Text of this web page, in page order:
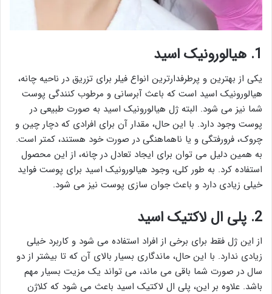
1. هیالورونیک اسید
یکی از بهترین و پرطرفدارترین انواع فیلر برای تزریق در ناحیه چانه،
هیالورونیک اسید است که باعث آبرسانی و مرطوب کنندگی پوست
شما نیز می شود. البته ژل هیالورونیک اسید به صورت طبیعی در
پوست وجود دارد. با این حال، مقدار آن برای افرادی که دچار چین و
چروک، فرورفتگی و یا ناهماهنگی در صورت خود هستند، کمتر است.
به همین دلیل می توان برای ایجاد تعادل در چانه، از این محصول
استفاده کرد. به طور کلی، وجود هیالورونیک اسید برای پوست فواید
خیلی زیادی دارد و باعث جوان سازی پوست نیز می شود.
2. پلی ال لاکتیک اسید
از این ژل فقط برای برخی از افراد استفاده می شود و کاربرد خیلی
زیادی ندارد. با این حال، ماندگاری بسیار بالای آن که تا بیشتر از دو
سال در صورت شما باقی می ماند، می تواند یک مزیت بسیار مهم
باشد. علاوه بر این، پلی ال لاکتیک اسید باعث می شود که کلاژن